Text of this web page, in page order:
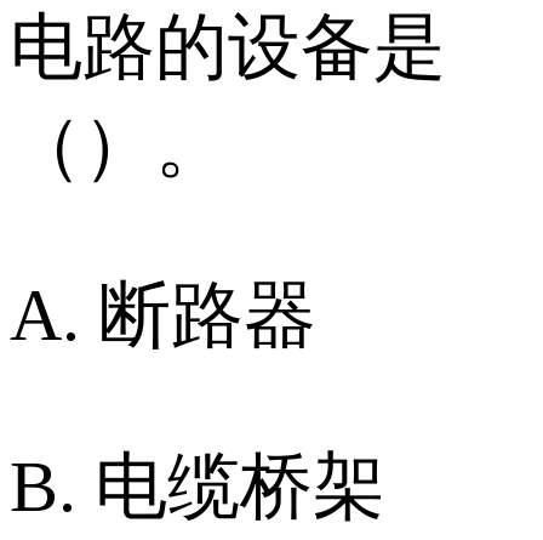
电路的设备是
（）。
A. 断路器
B. 电缆桥架